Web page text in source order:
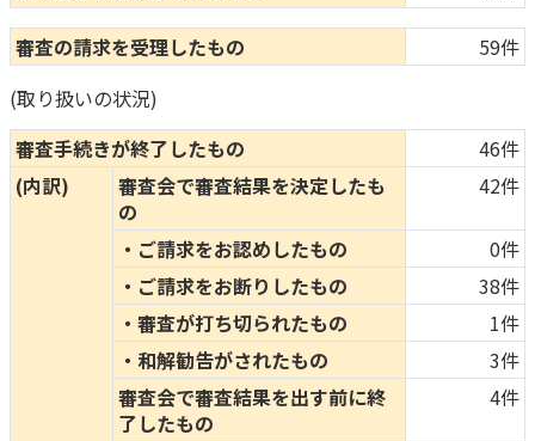
審査の請求を受理したもの
59件
(取り扱いの状況)
審査手続きが終了したもの
46件
(内訳)
審査会で審査結果を決定したも
の
42件
・ご請求をお認めしたもの
0件
・ご請求をお断りしたもの
38件
・審査が打ち切られたもの
1件
・和解勧告がされたもの
3件
審査会で審査結果を出す前に終
了したもの
4件